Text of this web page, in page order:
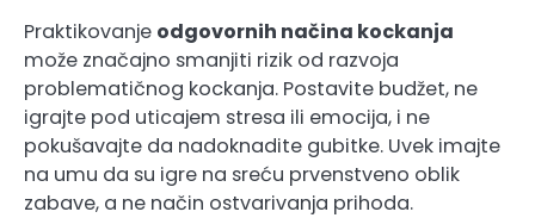
Praktikovanje odgovornih načina kockanja
može značajno smanjiti rizik od razvoja
problematičnog kockanja. Postavite budžet, ne
igrajte pod uticajem stresa ili emocija, i ne
pokušavajte da nadoknadite gubitke. Uvek imajte
na umu da su igre na sreću prvenstveno oblik
zabave, a ne način ostvarivanja prihoda.